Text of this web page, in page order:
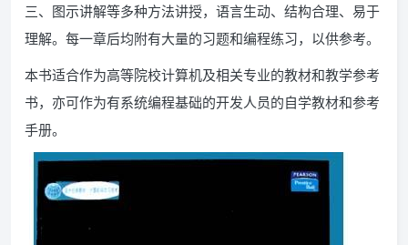
三、图示讲解等多种方法讲授，语言生动、结构合理、易于
理解。每一章后均附有大量的习题和编程练习，以供参考。
本书适合作为高等院校计算机及相关专业的教材和教学参考
书，亦可作为有系统编程基础的开发人员的自学教材和参考
手册。